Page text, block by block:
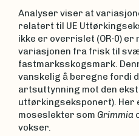
Analyser viser at
relatert til UE
ikke er overrislet (OR∙0)
variasjonen fra frisk til
fastmarksskogsmark.
vanskelig å beregne fordi
artsuttynning mot den
uttørkingseksponert). Her
moseslekter som Grimmia
vokser.